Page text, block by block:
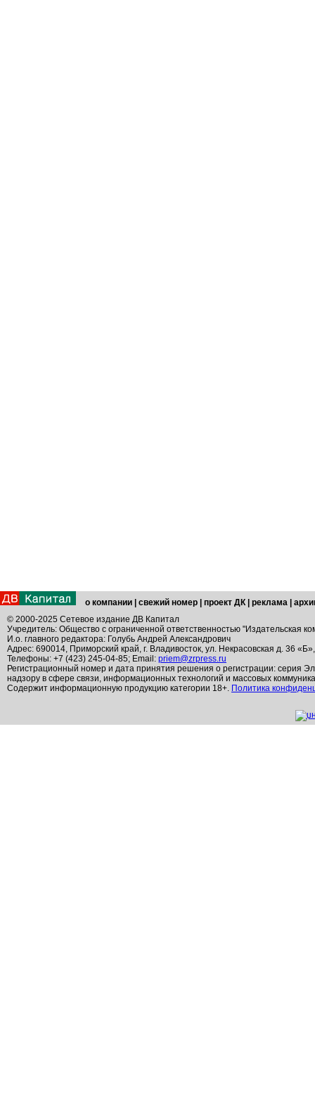
о компании свежий номер проект ДК реклама
© 2000-2025 Сетевое издание ДВ Капитал
Учредитель: Общество с ограниченной ответственностью "Издательская
И.о. главного редактора: Голубь Андрей Александрович
Адрес: 690014, Приморский край, г. Владивосток, ул. Некрасовская д. 36
Телефоны: +7 (423) 245-04-85; Email: priem@zrpress.ru
Регистрационный номер и дата принятия решения о регистрации: серия
надзору в сфере связи, информационных технологий и массовых
Содержит информационную продукцию категории 18+. Политика